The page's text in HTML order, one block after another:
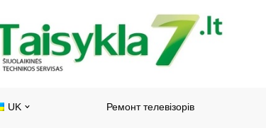
UK Ремонт телевізорів